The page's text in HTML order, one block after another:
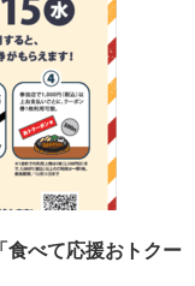
べて応援おトクー